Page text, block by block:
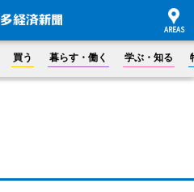
買う 暮らす・働く 学ぶ・知る